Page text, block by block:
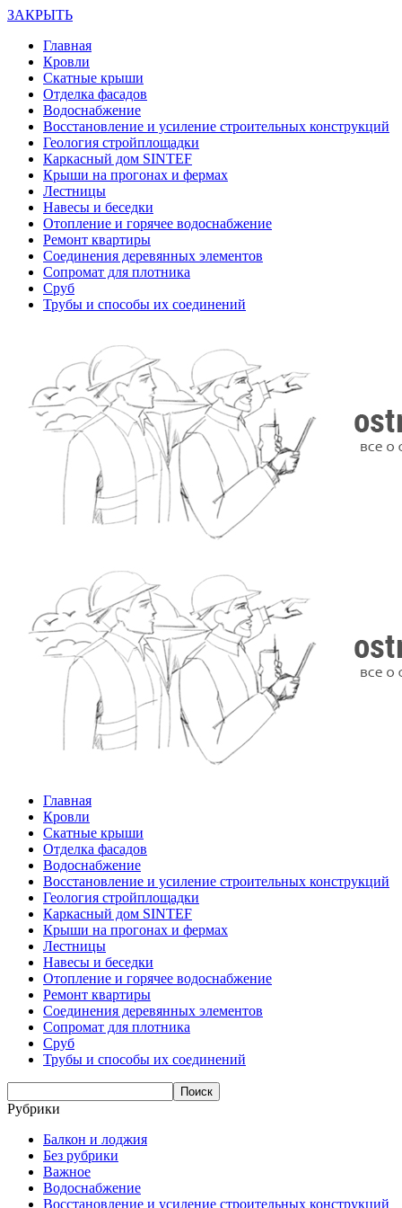
ЗАКРЫТЬ
Главная
Кровли
Скатные крыши
Отделка фасадов
Водоснабжение
Восстановление и усиление строительных конструкций
Геология стройплощадки
Каркасный дом SINTEF
Крыши на прогонах и фермах
Лестницы
Навесы и беседки
Отопление и горячее водоснабжение
Ремонт квартиры
Соединения деревянных элементов
Сопромат для плотника
Сруб
Трубы и способы их соединений
Главная
Кровли
Скатные крыши
Отделка фасадов
Водоснабжение
Восстановление и усиление строительных конструкций
Геология стройплощадки
Каркасный дом SINTEF
Крыши на прогонах и фермах
Лестницы
Навесы и беседки
Отопление и горячее водоснабжение
Ремонт квартиры
Соединения деревянных элементов
Сопромат для плотника
Сруб
Трубы и способы их соединений
Рубрики
Балкон и лоджия
Без рубрики
Важное
Водоснабжение
Восстановление и усиление строительных конструкций